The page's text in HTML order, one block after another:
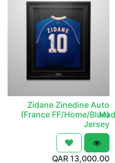
Zidane Zinedine Auto
(France FF/Home/Blue)
Jersey
13,000.00
QAR